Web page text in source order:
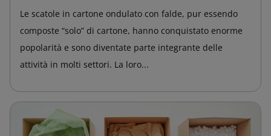
Le scatole in cartone ondulato con falde, pur essendo
composte “solo” di cartone, hanno conquistato enorme
popolarità e sono diventate parte integrante delle
attività in molti settori. La loro...